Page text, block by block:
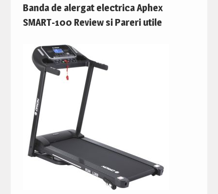
Banda de alergat electrica Aphex
SMART-100 Review si Pareri utile